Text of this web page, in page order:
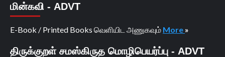
மின்கவி - ADVT
E-Book / Printed Books வெளியிட அணுகவும் More »
திருக்குறள் சமஸ்கிருத மொழிபெயர்ப்பு - ADVT